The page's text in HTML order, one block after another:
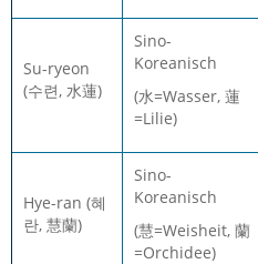
Su-ryeon
(수련, 水蓮)
Sino-
Koreanisch
(水=Wasser, 蓮
=Lilie)
Hye-ran (혜
란, 慧蘭)
Sino-
Koreanisch
(慧=Weisheit, 蘭
=Orchidee)